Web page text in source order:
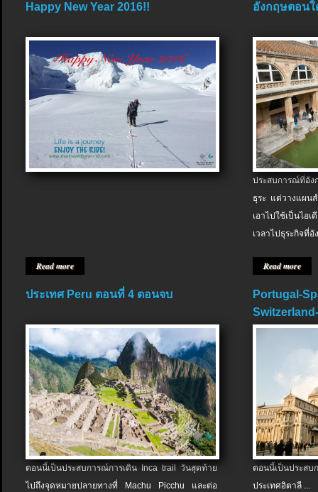
Happy New Year 2016!!
Read more
อังกฤษตอนใ
ประสบการณ์ที่อัง
ธุระ แต่วางแผน
เอาไปใช้เป็นไอ
เวลาไปธุระกิจที่อั
Read more
ประเทศ Peru ตอนที่ 4 ตอนจบ
ตอนนี้เป็นประสบการณ์การเดิน Inca trail วันสุดท้าย
ไปถึงจุดหมายปลายทางที่ Machu Picchu และต่อ
Portugal-
ตอนนี้เป็นประส
ประเทศอิตาลี ...